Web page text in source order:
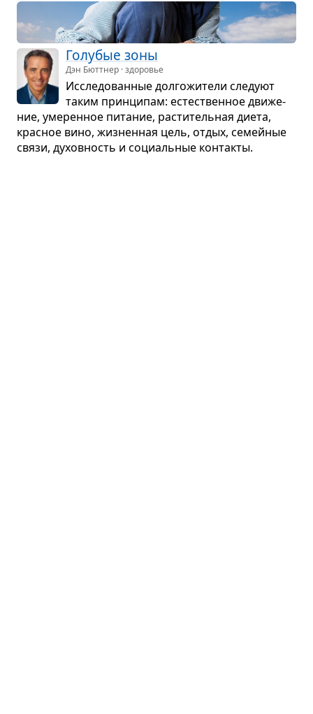
Голу­бые зоны
Дэн Бюттнер · здоровье
Иссле­до­ван­ные дол­го­жи­тели сле­дуют
таким прин­ци­пам: есте­ствен­ное дви­же­
ние, уме­рен­ное пита­ние, рас­ти­тель­ная диета,
крас­ное вино, жиз­нен­ная цель, отдых, семей­ные
связи, духов­ность и соци­аль­ные кон­такты.